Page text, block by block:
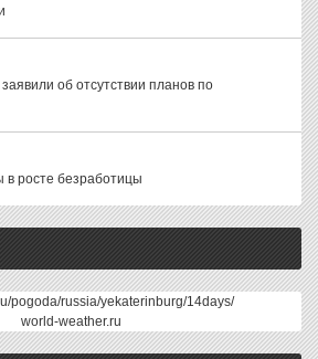
об отсутствии планов по
в росте безработицы
pogoda/russia/yekaterinburg/14days/
world-weather.ru